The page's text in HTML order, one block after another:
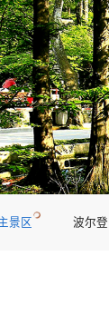
景区 波尔登